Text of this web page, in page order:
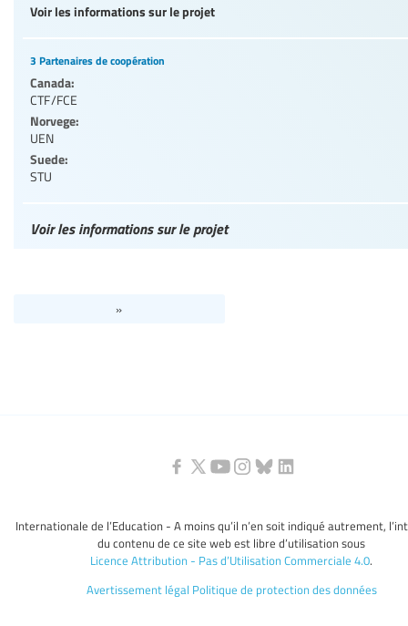
Voir les informations sur le projet
3 Partenaires de coopération
Canada:
CTF/FCE
Norvege:
UEN
Suede:
STU
Voir les informations sur le projet
»
Internationale de l’Education - A moins qu’il n’en soit indiqué autrement,
du contenu de ce site web est libre d’utilisation sous
Licence Attribution - Pas d’Utilisation Commerciale 4.0.
Avertissement légal Politique de protection des données